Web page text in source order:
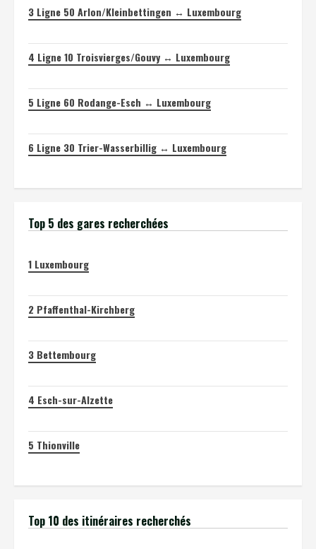
3 Ligne 50 Arlon/Kleinbettingen ↔ Luxembourg
4 Ligne 10 Troisvierges/Gouvy ↔ Luxembourg
5 Ligne 60 Rodange-Esch ↔ Luxembourg
6 Ligne 30 Trier-Wasserbillig ↔ Luxembourg
Top 5 des gares recherchées
1 Luxembourg
2 Pfaffenthal-Kirchberg
3 Bettembourg
4 Esch-sur-Alzette
5 Thionville
Top 10 des itinéraires recherchés